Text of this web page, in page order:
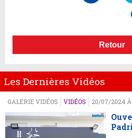
Retour
Les Dernières Vidéos
GALERIE VIDÉOS VIDÉOS 20/07/2024 À